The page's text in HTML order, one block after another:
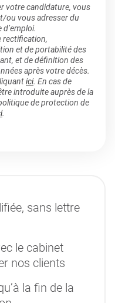
votre candidature, vous
ou vous adresser du
rectification,
et de portabilité des
et de définition des
après votre décès.
ici. En cas de
introduite auprès de la
de protection de
.
sans lettre
le cabinet
nos clients
la fin de la